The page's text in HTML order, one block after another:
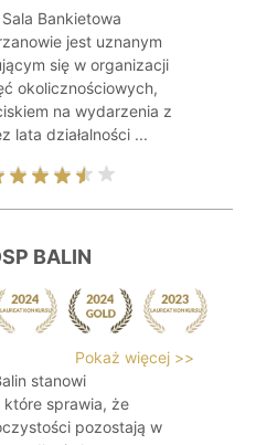
Bankietowa
jest uznanym
się w organizacji
okolicznościowych,
na wydarzenia z
lata działalności ...
BALIN
Pokaż więcej >>
stanowi
które sprawia, że
pozostają w